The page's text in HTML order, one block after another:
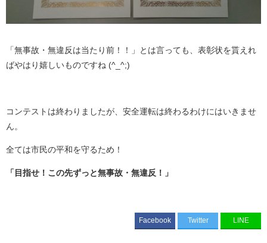
「無事故・無違反は当たり前！！」とは言っても、表彰状を貰えれ
ばやはり嬉しいものですね (^_^;)
コンテストは終わりましたが、安全運転は終わるわけにはいきませ
ん。
全ては市民の平和を守るため！
「目指せ！この先ずっと無事故・無違反！」
Facebook Twitter LINE